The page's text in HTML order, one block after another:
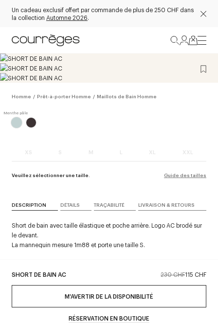
Un cadeau exclusif offert par commande de plus de 250 CHF dans
la collection Automne 2026.
Homme / Prêt-à-porter Homme / Maillots de Bain Homme
XS S M L XL XXL
Veuillez sélectionner une taille. Guide des tailles
SHORT DE BAIN AC 230 CHF115 CHF
M'AVERTIR DE LA DISPONIBILITÉ
RÉSERVATION EN BOUTIQUE
DESCRIPTION DÉTAILS TRAÇABILITÉ LIVRAISON & RETOURS
Short de bain avec taille élastique et poche arrière. Logo AC brodé sur
le devant.
La mannequin mesure 1m88 et porte une taille S.